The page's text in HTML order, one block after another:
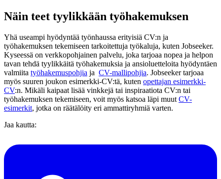
Näin teet tyylikkään työhakemuksen
Yhä useampi hyödyntää työnhaussa erityisiä CV:n ja
työhakemuksen tekemiseen tarkoitettuja työkaluja, kuten Jobseeker.
Kyseessä on verkkopohjainen palvelu, joka tarjoaa nopea ja helpon
tavan tehdä tyylikkäitä työhakemuksia ja ansioluetteloita hyödyntäen
valmiita työhakemuspohjia ja CV-mallipohjia. Jobseeker tarjoaa
myös suuren joukon esimerkki-CV:tä, kuten opettajan esimerkki-
CV:n. Mikäli kaipaat lisää vinkkejä tai inspiraatiota CV:n tai
työhakemuksen tekemiseen, voit myös katsoa läpi muut CV-
esimerkit, jotka on räätälöity eri ammattiryhmiä varten.
Jaa kautta: